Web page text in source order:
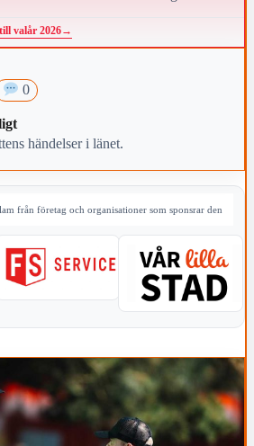
till valår 2026→
0
händelser i länet.
från företag och organisationer som sponsrar den